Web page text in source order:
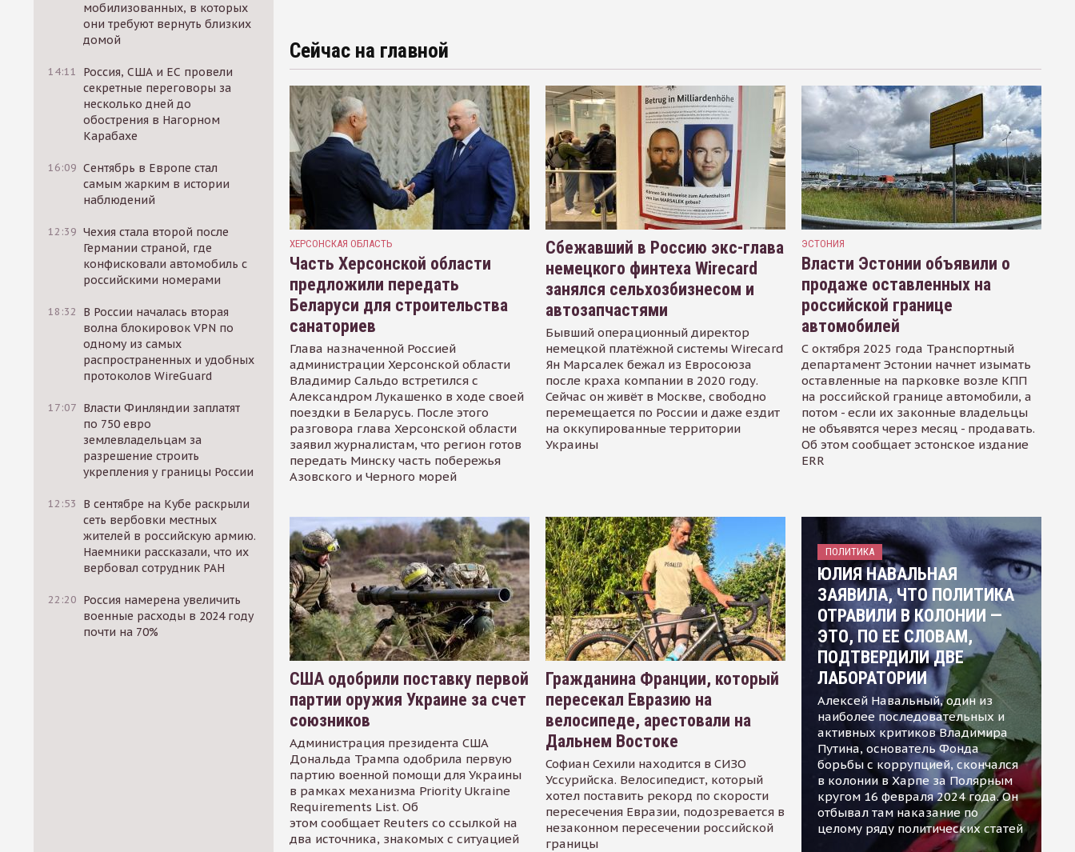
мобилизованных, в которых
они требуют вернуть близких
домой
14:11
Россия, США и ЕС провели
секретные переговоры за
несколько дней до
обострения в Нагорном
Карабахе
16:09 Сентябрь в Европе стал
самым жарким в истории
наблюдений
12:39 Чехия стала второй после
Германии страной, где
конфисковали автомобиль с
российскими номерами
18:32
В России началась вторая
волна блокировок VPN по
одному из самых
распространенных и удобных
протоколов WireGuard
17:07 Власти Финляндии заплатят
по 750 евро
землевладельцам за
разрешение строить
укрепления у границы России
12:53
В сентябре на Кубе раскрыли
сеть вербовки местных
жителей в российскую армию.
Наемники рассказали, что их
вербовал сотрудник РАН
22:20 Россия намерена увеличить
военные расходы в 2024 году
почти на 70%
Сейчас на главной
ХЕРСОНСКАЯ ОБЛАСТЬ
Часть Херсонской области
предложили передать
Беларуси для строительства
санаториев
Глава назначенной Россией
администрации Херсонской области
Владимир Сальдо встретился с
Александром Лукашенко в ходе своей
поездки в Беларусь. После этого
разговора глава Херсонской области
заявил журналистам, что регион готов
передать Минску часть побережья
Азовского и Черного морей
Сбежавший в Россию экс-глава
немецкого финтеха Wirecard
занялся сельхозбизнесом и
автозапчастями
Бывший операционный директор
немецкой платёжной системы Wirecard
Ян Марсалек бежал из Евросоюза
после краха компании в 2020 году.
Сейчас он живёт в Москве, свободно
перемещается по России и даже ездит
на оккупированные территории
Украины
ЭСТОНИЯ
Власти Эстонии объявили о
продаже оставленных на
российской границе
автомобилей
С октября 2025 года Транспортный
департамент Эстонии начнет изымать
оставленные на парковке возле КПП
на российской границе автомобили, а
потом - если их законные владельцы
не объявятся через месяц - продавать.
Об этом сообщает эстонское издание
ERR
США одобрили поставку первой
партии оружия Украине за счет
союзников
Администрация президента США
Дональда Трампа одобрила первую
партию военной помощи для Украины
в рамках механизма Priority Ukraine
Requirements List. Об
этом сообщает Reuters со ссылкой на
два источника, знакомых с ситуацией
Гражданина Франции, который
пересекал Евразию на
велосипеде, арестовали на
Дальнем Востоке
Софиан Сехили находится в СИЗО
Уссурийска. Велосипедист, который
хотел поставить рекорд по скорости
пересечения Евразии, подозревается в
незаконном пересечении российской
границы
ПОЛИТИКА
ЮЛИЯ НАВАЛЬНАЯ
ЗАЯВИЛА, ЧТО ПОЛИТИКА
ОТРАВИЛИ В КОЛОНИИ —
ЭТО, ПО ЕЕ СЛОВАМ,
ПОДТВЕРДИЛИ ДВЕ
ЛАБОРАТОРИИ
Алексей Навальный, один из
наиболее последовательных и
активных критиков Владимира
Путина, основатель Фонда
борьбы с коррупцией, скончался
в колонии в Харпе за Полярным
кругом 16 февраля 2024 года. Он
отбывал там наказание по
целому ряду политических статей